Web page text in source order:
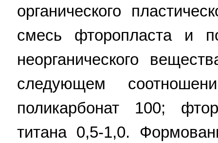
органического
смесь фторопласта и
неорганического
следующем
поликарбонат 100;
титана 0,5-1,0.